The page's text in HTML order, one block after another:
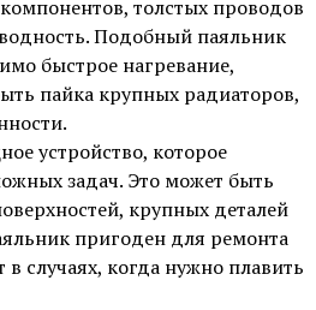
толстых проводов
Подобный паяльник
быстрое нагревание,
пайка крупных радиаторов,
устройство, которое
задач. Это может быть
крупных деталей
пригоден для ремонта
случаях, когда нужно плавить